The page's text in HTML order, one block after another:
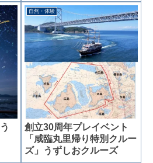
自然・体験
創立30周年プレイベント
「咸臨丸里帰り特別クルー
ズ」うずしおクルーズ